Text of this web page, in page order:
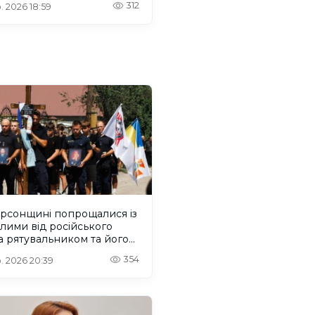
2026 18:59 312
попрощалися із
від російського
рятувальником та його
2026 20:39 354